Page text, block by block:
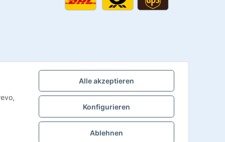
Alle akzeptieren
Konfigurieren
Ablehnen